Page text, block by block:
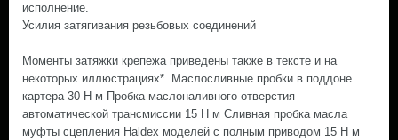
исполнение.
Усилия затягивания резьбовых соединений
Моменты затяжки крепежа приведены также в тексте и на
некоторых иллюстрациях*. Маслосливные пробки в поддоне
картера 30 Н м Пробка маслоналивного отверстия
автоматической трансмиссии 15 H м Сливная пробка масла
муфты сцепления Haldex моделей с полным приводом 15 Н м